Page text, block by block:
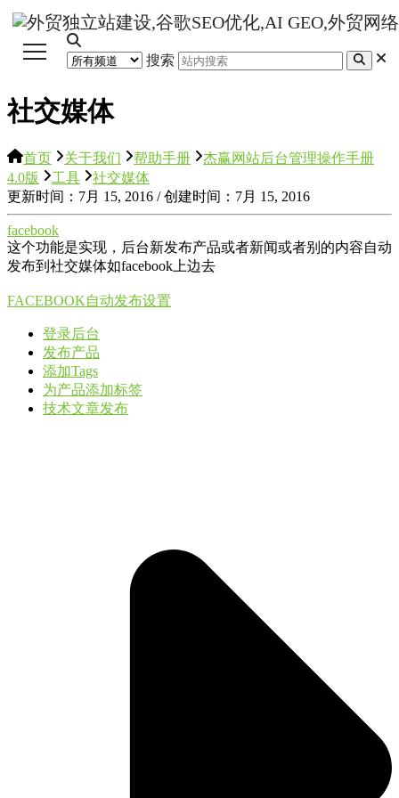
搜索
社交媒体
首页 关于我们 帮助手册
杰赢网站后台管理操作手册
4.0版
工具
社交媒体
更新时间：7月 15, 2016 / 创建时间：7月 15, 2016
facebook
这个功能是实现，后台新发布产品或者新闻或者别的内容自动
发布到社交媒体如facebook上边去
FACEBOOK自动发布设置
登录后台
发布产品
添加Tags
为产品添加标签
技术文章发布